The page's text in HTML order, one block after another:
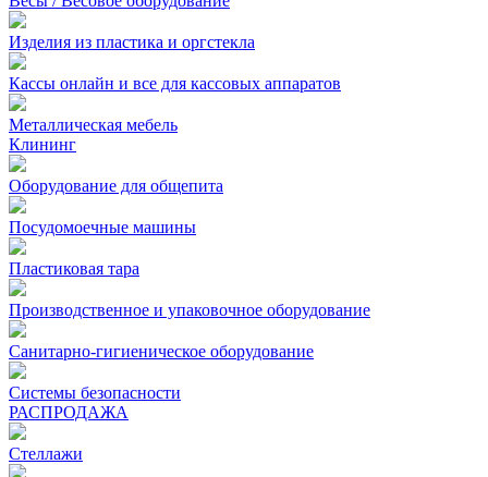
Изделия из пластика и оргстекла
Кассы онлайн и все для кассовых аппаратов
Металлическая мебель
Клининг
Оборудование для общепита
Посудомоечные машины
Пластиковая тара
Производственное и упаковочное оборудование
Санитарно-гигиеническое оборудование
Системы безопасности
РАСПРОДАЖА
Стеллажи